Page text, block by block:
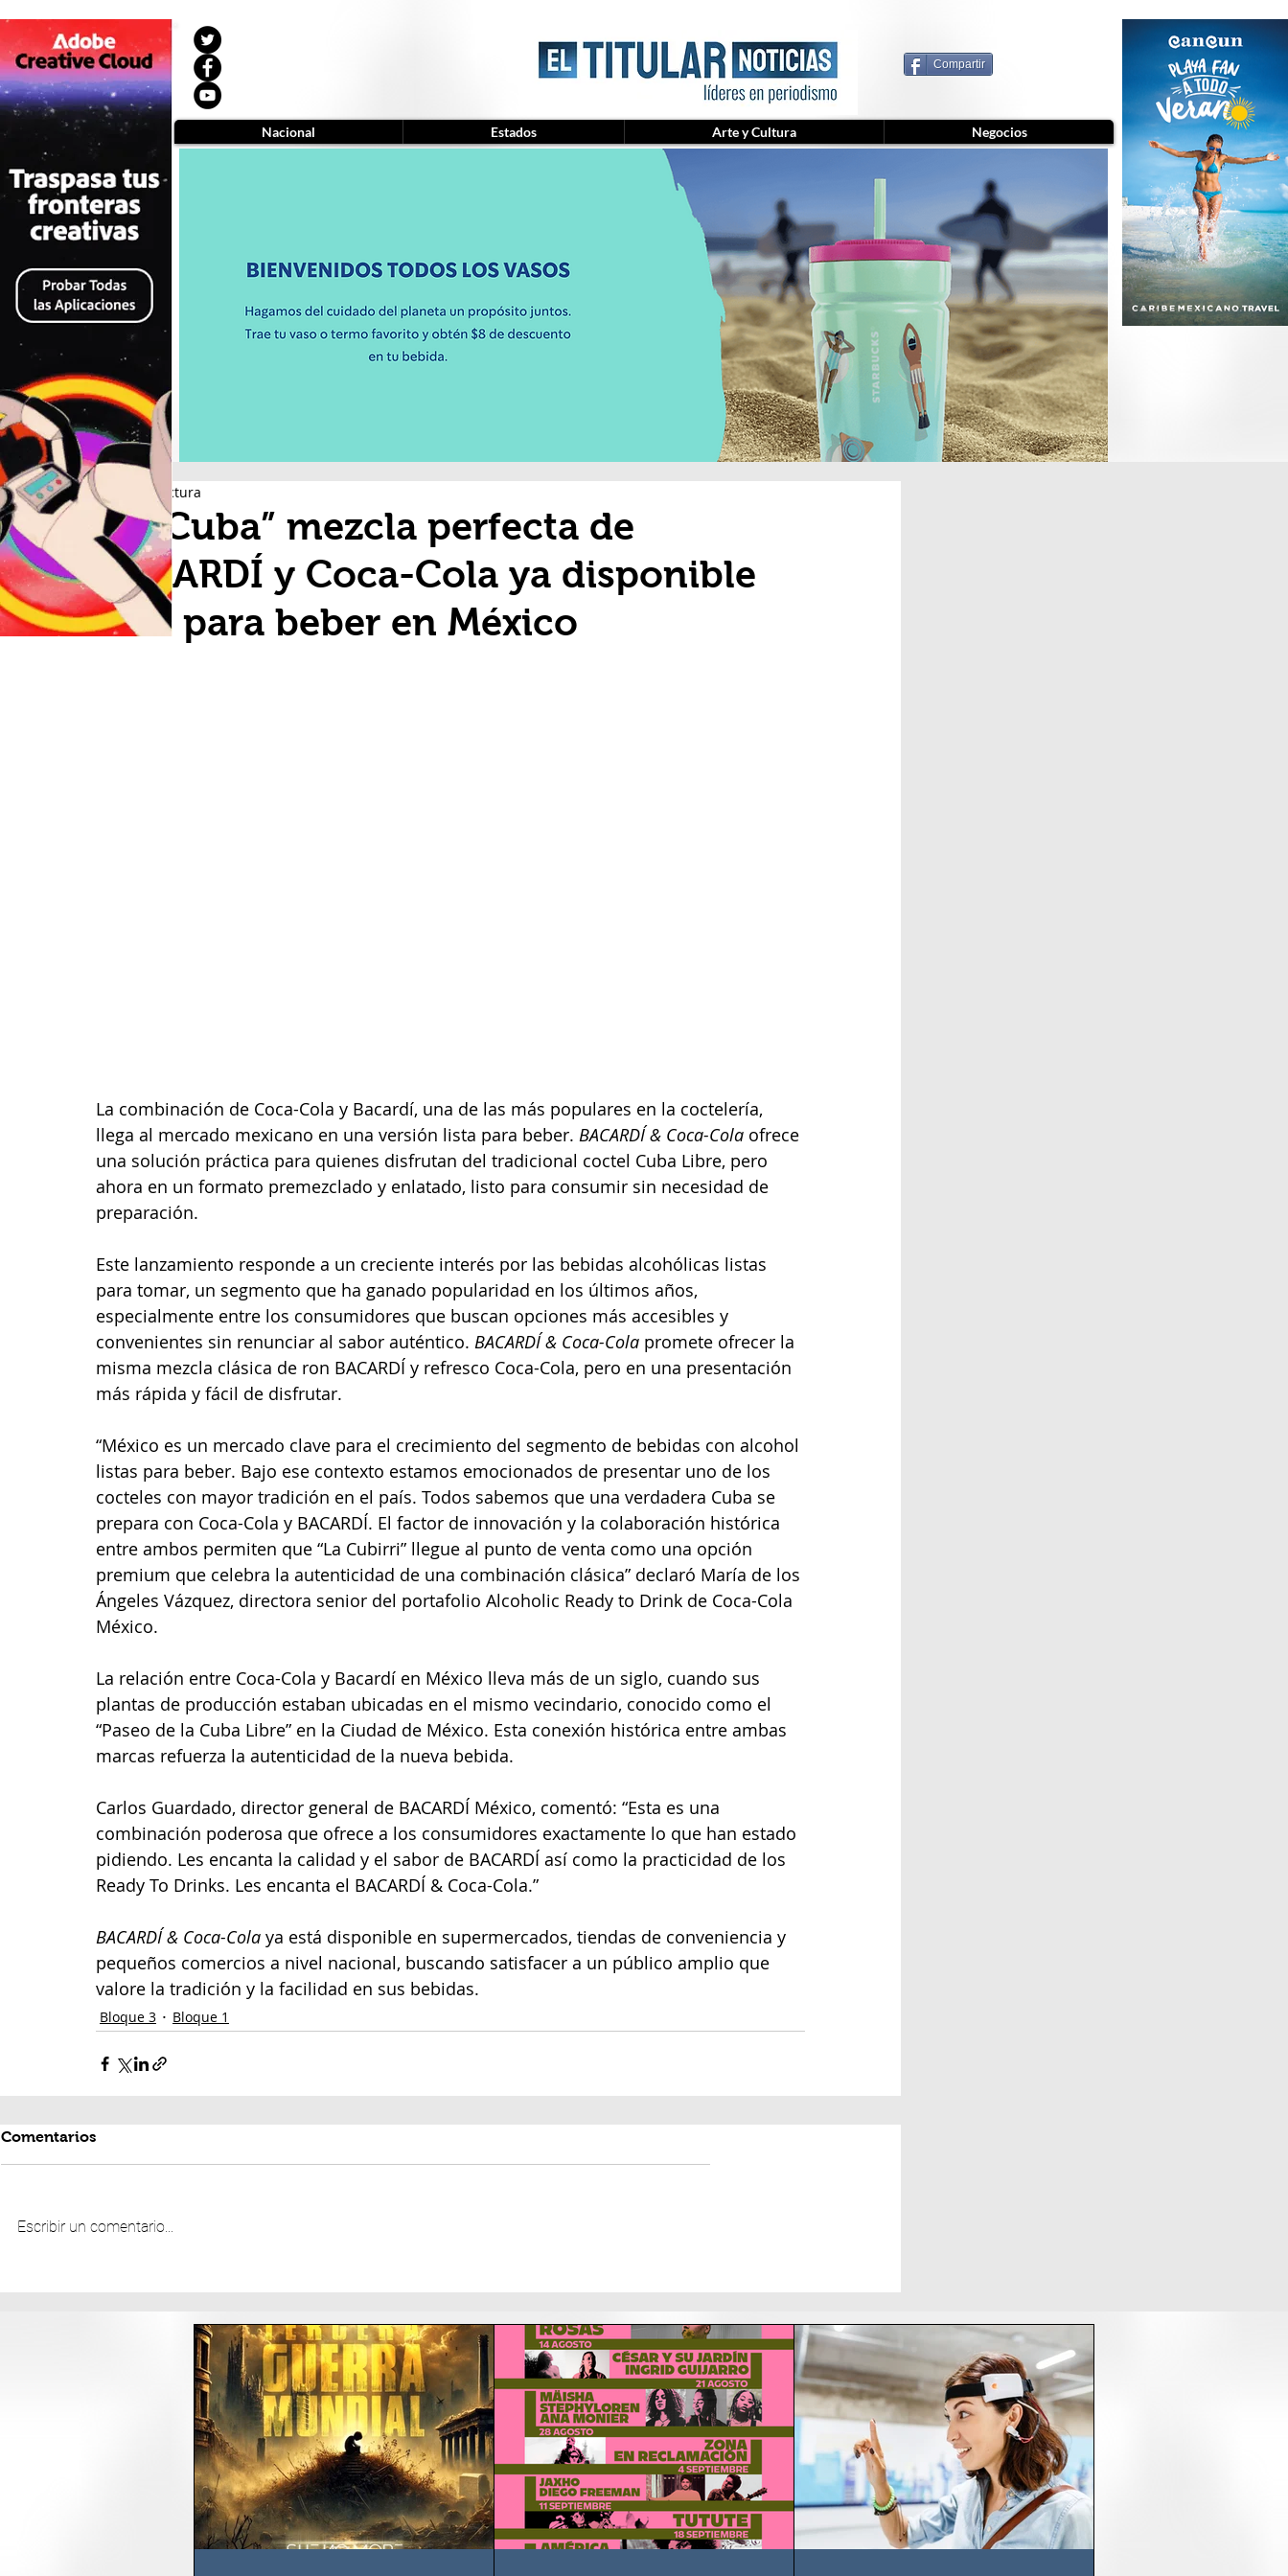
Compartir
“La Cuba” mezcla perfecta de
BACARDÍ y Coca-Cola ya disponible
lista para beber en México
2 min de lectura
La combinación de Coca-Cola y Bacardí, una de las más populares en la coctelería,
llega al mercado mexicano en una versión lista para beber. BACARDÍ & Coca-Cola ofrece
una solución práctica para quienes disfrutan del tradicional coctel Cuba Libre, pero
ahora en un formato premezclado y enlatado, listo para consumir sin necesidad de
preparación.
Este lanzamiento responde a un creciente interés por las bebidas alcohólicas listas
para tomar, un segmento que ha ganado popularidad en los últimos años,
especialmente entre los consumidores que buscan opciones más accesibles y
convenientes sin renunciar al sabor auténtico. BACARDÍ & Coca-Cola promete ofrecer la
misma mezcla clásica de ron BACARDÍ y refresco Coca-Cola, pero en una presentación
más rápida y fácil de disfrutar.
“México es un mercado clave para el crecimiento del segmento de bebidas con alcohol
listas para beber. Bajo ese contexto estamos emocionados de presentar uno de los
cocteles con mayor tradición en el país. Todos sabemos que una verdadera Cuba se
prepara con Coca-Cola y BACARDÍ. El factor de innovación y la colaboración histórica
entre ambos permiten que “La Cubirri” llegue al punto de venta como una opción
premium que celebra la autenticidad de una combinación clásica” declaró María de los
Ángeles Vázquez, directora senior del portafolio Alcoholic Ready to Drink de Coca-Cola
México.
La relación entre Coca-Cola y Bacardí en México lleva más de un siglo, cuando sus
plantas de producción estaban ubicadas en el mismo vecindario, conocido como el
“Paseo de la Cuba Libre” en la Ciudad de México. Esta conexión histórica entre ambas
marcas refuerza la autenticidad de la nueva bebida.
Carlos Guardado, director general de BACARDÍ México, comentó: “Esta es una
combinación poderosa que ofrece a los consumidores exactamente lo que han estado
pidiendo. Les encanta la calidad y el sabor de BACARDÍ así como la practicidad de los
Ready To Drinks. Les encanta el BACARDÍ & Coca-Cola.”
BACARDÍ & Coca-Cola ya está disponible en supermercados, tiendas de conveniencia y
pequeños comercios a nivel nacional, buscando satisfacer a un público amplio que
valore la tradición y la facilidad en sus bebidas.
Bloque 3 Bloque 1
Comentarios
Escribir un comentario...
Nacional Estados Arte y Cultura Negocios